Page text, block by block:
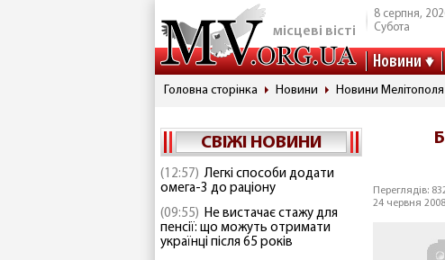
місцеві вісті
8 серпня,
Субота
Новини
Головна сторінка Новини Новини Мелітополя
СВІЖІ НОВИНИ
(12:57) Легкі способи додати
омега-3 до раціону
(09:55) Не вистачає стажу для
пенсії: що можуть отримати
українці після 65 років
Переглядів:
24 червня